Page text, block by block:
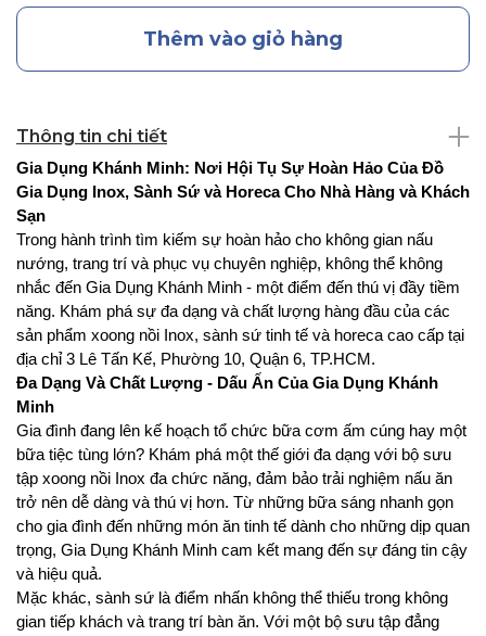
Thêm vào giỏ hàng
Thông tin chi tiết
Gia Dụng Khánh Minh: Nơi Hội Tụ Sự Hoàn Hảo Của Đồ
Gia Dụng Inox, Sành Sứ và Horeca Cho Nhà Hàng và Khách
Sạn
Trong hành trình tìm kiếm sự hoàn hảo cho không gian nấu
nướng, trang trí và phục vụ chuyên nghiệp, không thể không
nhắc đến Gia Dụng Khánh Minh - một điểm đến thú vị đầy tiềm
năng. Khám phá sự đa dạng và chất lượng hàng đầu của các
sản phẩm xoong nồi Inox, sành sứ tinh tế và horeca cao cấp tại
địa chỉ 3 Lê Tấn Kế, Phường 10, Quận 6, TP.HCM.
Đa Dạng Và Chất Lượng - Dấu Ấn Của Gia Dụng Khánh
Minh
Gia đình đang lên kế hoạch tổ chức bữa cơm ấm cúng hay một
bữa tiệc tùng lớn? Khám phá một thế giới đa dạng với bộ sưu
tập xoong nồi Inox đa chức năng, đảm bảo trải nghiệm nấu ăn
trở nên dễ dàng và thú vị hơn. Từ những bữa sáng nhanh gọn
cho gia đình đến những món ăn tinh tế dành cho những dịp quan
trọng, Gia Dụng Khánh Minh cam kết mang đến sự đáng tin cậy
và hiệu quả.
Mặc khác, sành sứ là điểm nhấn không thể thiếu trong không
gian tiếp khách và trang trí bàn ăn. Với một bộ sưu tập đẳng